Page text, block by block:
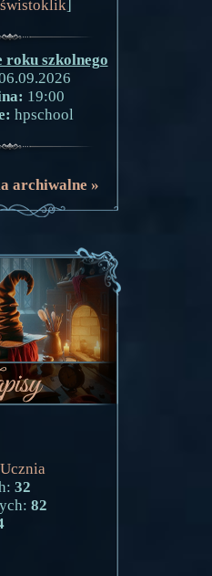
świstoklik]
roku szkolnego
19:00
hpschool
archiwalne »
32
82